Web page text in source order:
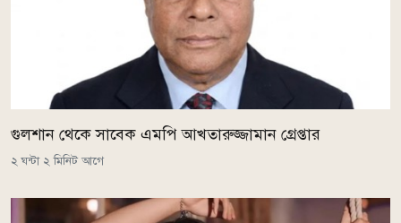
গুলশান থেকে সাবেক এমপি আখতারুজ্জামান গ্রেপ্তার
২ ঘন্টা ২ মিনিট আগে